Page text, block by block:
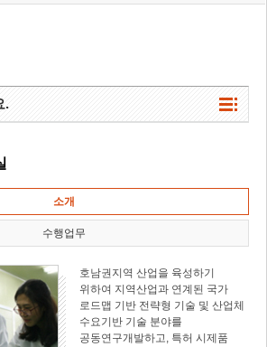
.
소개
수행업무
호남권지역 산업을 육성하기
위하여 지역산업과 연계된 국가
로드맵 기반 전략형 기술 및 산업체
수요기반 기술 분야를
공동연구개발하고, 특허 시제품